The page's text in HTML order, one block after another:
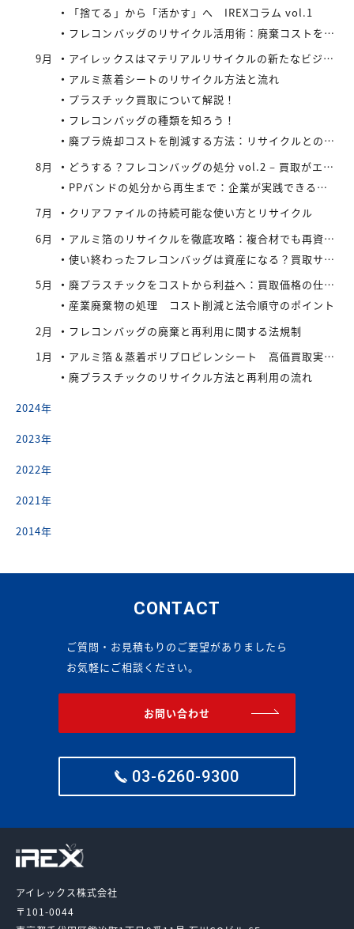
「捨てる」から「活かす」へ IREXコラム vol.1
フレコンバッグのリサイクル活用術：廃棄コストを減らす具体策とは
9月
アイレックスはマテリアルリサイクルの新たなビジネスに着手
アルミ蒸着シートのリサイクル方法と流れ
プラスチック買取について解説！
フレコンバッグの種類を知ろう！
廃プラ焼却コストを削減する方法：リサイクルとの比較で見えてくる最適解
8月
どうする？フレコンバッグの処分 vol.2 – 買取がエコにつながる
PPバンドの処分から再生まで：企業が実践できるコスト効率の高い手法
7月
クリアファイルの持続可能な使い方とリサイクル
6月
アルミ箔のリサイクルを徹底攻略：複合材でも再資源化できる最新手法とアイレックス株式会社の取り組み
使い終わったフレコンバッグは資産になる？買取サービスを活用したリサイクル戦略
5月
廃プラスチックをコストから利益へ：買取価格の仕組みと高値で売るコツ
産業廃棄物の処理 コスト削減と法令順守のポイント
2月
フレコンバッグの廃棄と再利用に関する法規制
1月
アルミ箔＆蒸着ポリプロピレンシート 高価買取実施中
廃プラスチックのリサイクル方法と再利用の流れ
2024年
2023年
2022年
2021年
2014年
CONTACT
ご質問・お見積もりのご要望がありましたら
お気軽にご相談ください。
お問い合わせ
03-6260-9300
アイレックス株式会社
〒101-0044